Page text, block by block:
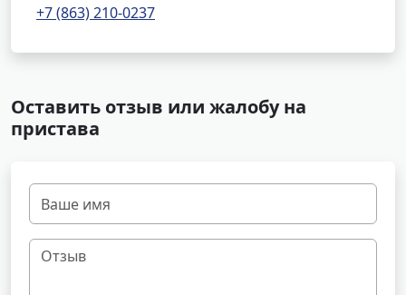
+7 (863) 210-0237
Оставить отзыв или жалобу на
пристава